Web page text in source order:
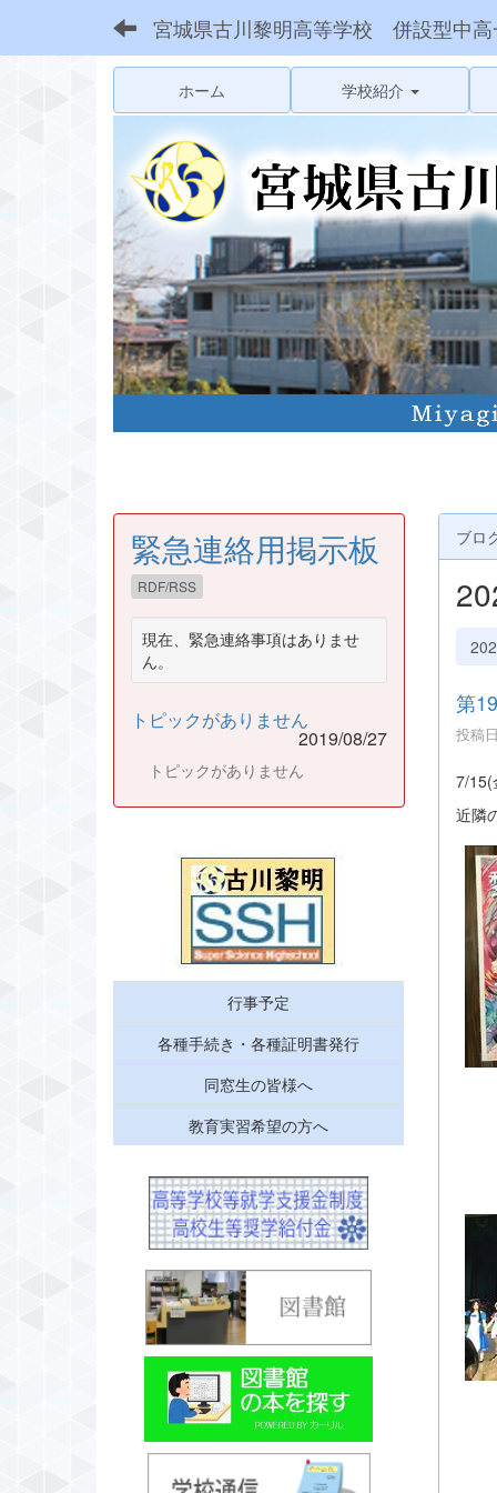
宮城県古川黎明高等学校 併設型中高
ホーム 学校紹介
ブロ
第
投稿
7/15(
近隣
緊急連絡用掲示板
RDF/RSS
現在、緊急連絡事項はありませ
ん。
トピックがありません
2019/08/27
トピックがありません
行事予定
各種手続き・各種証明書発行
同窓生の皆様へ
教育実習希望の方へ